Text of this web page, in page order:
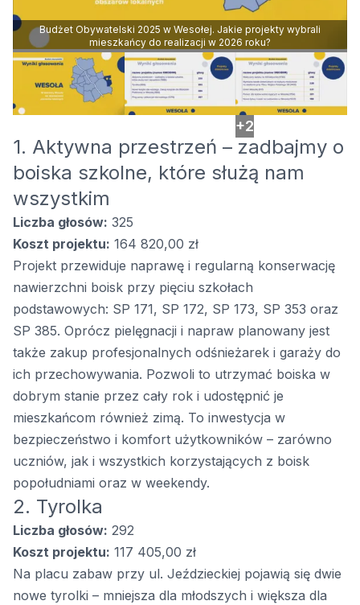
Budżet Obywatelski 2025 w Wesołej. Jakie projekty wybrali
mieszkańcy do realizacji w 2026 roku?
+2
1. Aktywna przestrzeń – zadbajmy o
boiska szkolne, które służą nam
wszystkim
Liczba głosów: 325
Koszt projektu: 164 820,00 zł
Projekt przewiduje naprawę i regularną konserwację
nawierzchni boisk przy pięciu szkołach
podstawowych: SP 171, SP 172, SP 173, SP 353 oraz
SP 385. Oprócz pielęgnacji i napraw planowany jest
także zakup profesjonalnych odśnieżarek i garaży do
ich przechowywania. Pozwoli to utrzymać boiska w
dobrym stanie przez cały rok i udostępnić je
mieszkańcom również zimą. To inwestycja w
bezpieczeństwo i komfort użytkowników – zarówno
uczniów, jak i wszystkich korzystających z boisk
popołudniami oraz w weekendy.
2. Tyrolka
Liczba głosów: 292
Koszt projektu: 117 405,00 zł
Na placu zabaw przy ul. Jeździeckiej pojawią się dwie
nowe tyrolki – mniejsza dla młodszych i większa dla